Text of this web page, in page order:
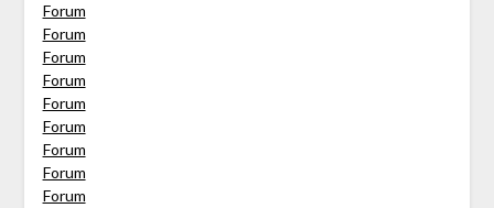
Forum
Forum
Forum
Forum
Forum
Forum
Forum
Forum
Forum